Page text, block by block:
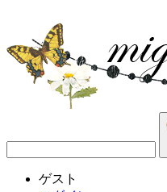
ゲスト